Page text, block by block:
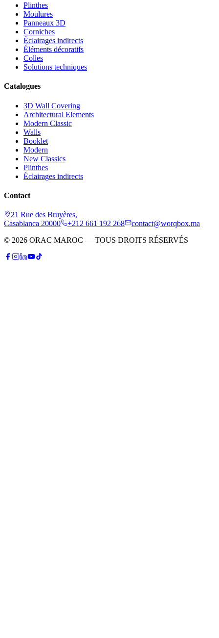
Plinthes
Moulures
Panneaux 3D
Corniches
Éclairages indirects
Éléments décoratifs
Colles
Solutions techniques
Catalogues
3D Wall Covering
Architectural Elements
Modern Classic
Walls
Booklet
Modern
New Classics
Plinthes
Éclairages indirects
Contact
21 Rue des Bruyères,
Casablanca 20000
+212 661 192 268
contact@worqbox.ma
© 2026 ORAC MAROC — TOUS DROITS RÉSERVÉS